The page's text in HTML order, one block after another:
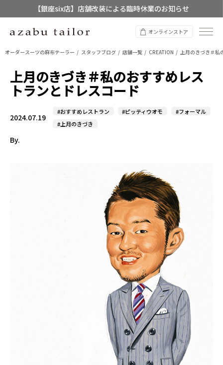
【店舗限定】レディースオーダースーツ
8/12~8/16 夏季休業のお知らせオンラインストア
オーダースーツの麻布テーラー スタッフブログ 店舗一覧 CREATION 上月のきづき＃私
上月のきづき＃私のおすすめレス
トランとドレスコード
2024.07.19
#おすすめレストラン #ピッティウオモ
#フォーマル
#上月のきづき
By.